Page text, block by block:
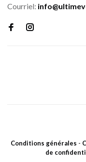
Courriel:
Conditions générales -
de